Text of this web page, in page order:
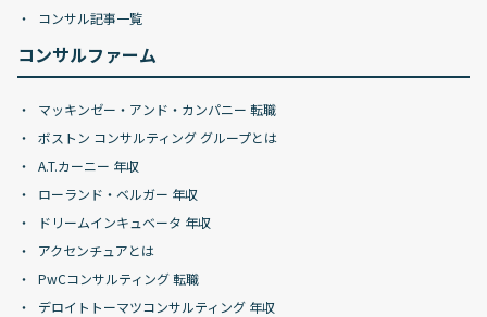
コンサル記事一覧
コンサルファーム
マッキンゼー・アンド・カンパニー 転職
ボストン コンサルティング グループとは
A.T.カーニー 年収
ローランド・ベルガー 年収
ドリームインキュベータ 年収
アクセンチュアとは
PwCコンサルティング 転職
デロイトトーマツコンサルティング 年収